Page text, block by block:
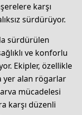
karşı
sürdürüyor.
sürdürülen
ve konforlu
Ekipler, özellikle
yer alan rögarlar
mücadelesi
karşı düzenli